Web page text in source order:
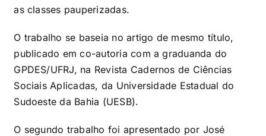
as classes pauperizadas.
O trabalho se baseia no artigo de mesmo título,
publicado em co-autoria com a graduanda do
GPDES/UFRJ, na Revista Cadernos de Ciências
Sociais Aplicadas, da Universidade Estadual do
Sudoeste da Bahia (UESB).
O segundo trabalho foi apresentado por José